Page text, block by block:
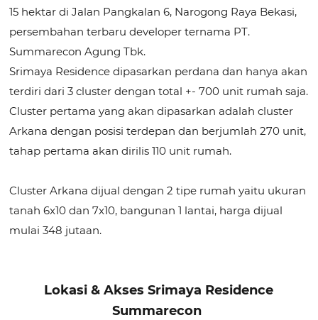
15 hektar di Jalan Pangkalan 6, Narogong Raya Bekasi,
persembahan terbaru developer ternama PT.
Summarecon Agung Tbk.
Srimaya Residence dipasarkan perdana dan hanya akan
terdiri dari 3 cluster dengan total +- 700 unit rumah saja.
Cluster pertama yang akan dipasarkan adalah cluster
Arkana dengan posisi terdepan dan berjumlah 270 unit,
tahap pertama akan dirilis 110 unit rumah.
Cluster Arkana dijual dengan 2 tipe rumah yaitu ukuran
tanah 6x10 dan 7x10, bangunan 1 lantai, harga dijual
mulai 348 jutaan.
Lokasi & Akses Srimaya Residence
Summarecon